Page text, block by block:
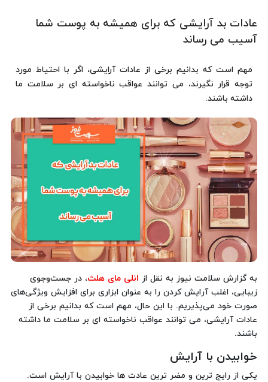
عادات بد آرایشی که برای همیشه به پوست شما
آسیب می رساند
مهم است که بدانیم برخی از عادات آرایشی، اگر با احتیاط مورد
توجه قرار نگیرند، می توانند عواقب ناخواسته ای بر سلامت ما
داشته باشند.
به گزارش سلامت نیوز به نقل از انلی مای هلث، در جست‌وجوی
زیبایی، اغلب آرایش کردن را به عنوان ابزاری برای افزایش ویژگی‌های
صورت خود می‌پذیریم. با این حال، مهم است که بدانیم برخی از
عادات آرایشی، می توانند عواقب ناخواسته ای بر سلامت ما داشته
باشند.
خوابیدن با آرایش
یکی از رایج ترین و مضر ترین عادت ها خوابیدن با آرایش است.